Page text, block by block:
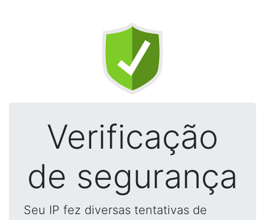
Verificação
de segurança
Seu IP fez diversas tentativas de